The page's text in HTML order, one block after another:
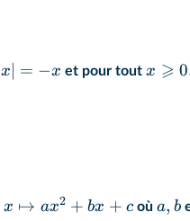
x = −x et pour toutx ⩾ 0
x ↦ ax2 + bx + coù a, b